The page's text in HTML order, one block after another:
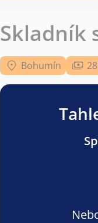
Skladník
Bohumín